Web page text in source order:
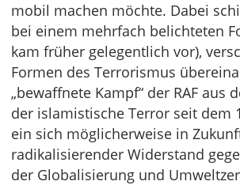
mobil machen möchte. Dabei
bei einem mehrfach belichteten
kam früher gelegentlich vor),
Formen des Terrorismus
„bewaffnete Kampf“ der RAF aus
der islamistische Terror seit dem
ein sich möglicherweise in
radikalisierender Widerstand
der Globalisierung und